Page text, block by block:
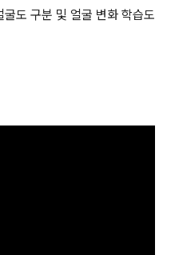
도 구분 및 얼굴 변화 학습도